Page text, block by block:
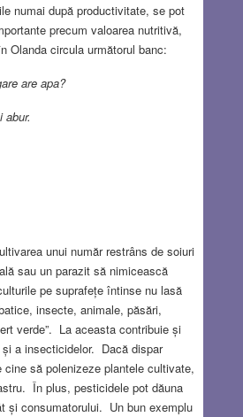
numai după productivitate, se pot
precum valoarea nutritivă,
circula următorul banc:
are apa?
abur.
unui număr restrâns de soiuri
sau un parazit să nimicească
pe suprafețe întinse nu lasă
insecte, animale, păsări,
verde”. La aceasta contribuie și
a insecticidelor. Dacă dispar
să polenizeze plantele cultivate,
În plus, pesticidele pot dăuna
și consumatorului. Un bun exemplu